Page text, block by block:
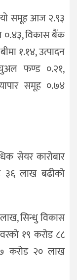
समूह आज २.९३
०.४३, विकास बैंक
१.१४, उत्पादन
फण्ड ०.२१,
समूह ०.७४
सेयर कारोबार
लाख बढीको
सिन्धु विकास
१९ करोड ८८
करोड २० लाख